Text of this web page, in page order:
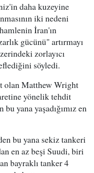
daha kuzeyine
iki nedeni
İran'ın
gücünü" artırmayı
zorlayıcı
söyledi.
olan Matthew Wright
yönelik tehdit
bu yana yaşadığımız en
bu yana sekiz tankeri
en az beşi Suudi, biri
bayraklı tanker 4